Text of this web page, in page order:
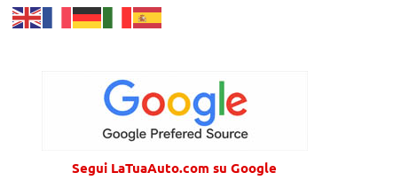
Segui LaTuaAuto.com su Google